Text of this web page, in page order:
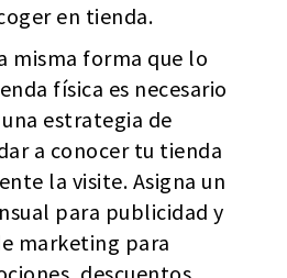
en tienda.
misma forma que lo
física es necesario
estrategia de
a conocer tu tienda
la visite. Asigna un
para publicidad y
marketing para